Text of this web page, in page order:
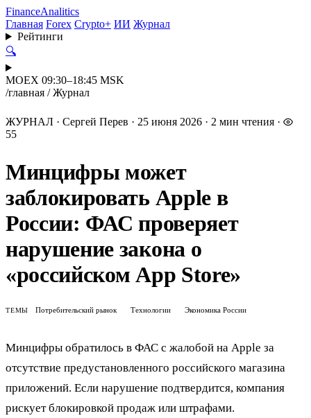
FinanceAnalitics
Главная Forex Crypto+ ИИ Журнал
Рейтинги
🔍
MOEX 09:30–18:45 MSK
/главная / Журнал
ЖУРНАЛ · Сергей Перев · 25 июня 2026 · 2 мин чтения ·
55
Минцифры может
заблокировать Apple в
России: ФАС проверяет
нарушение закона о
«российском App Store»
ТЕМЫ Потребительский рынок Технологии Экономика России
Минцифры обратилось в ФАС с жалобой на Apple за
отсутствие предустановленного российского магазина
приложений. Если нарушение подтвердится, компания
рискует блокировкой продаж или штрафами.